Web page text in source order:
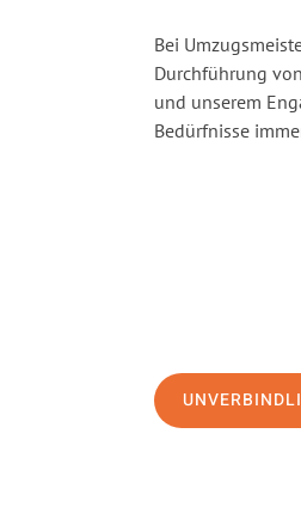
Bei
Durchführung
und unserem
Bedürfnisse